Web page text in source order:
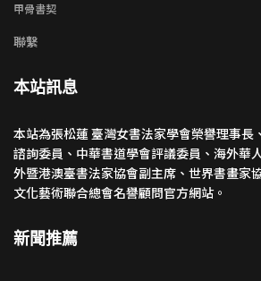
甲骨書契
聯繫
本站訊息
本站為張松蓮 臺灣女書法家學會榮譽理事長
諮詢委員、中華書道學會評議委員、海外華
外暨港澳臺書法家協會副主席、世界書畫家
文化藝術聯合總會名譽顧問官方網站。
新聞推薦